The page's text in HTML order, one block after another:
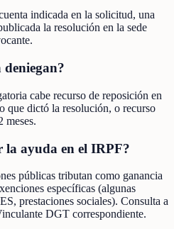
indicada en la solicitud, una
la resolución en la sede
cabe recurso de reposición en
que dictó la resolución, o recurso
meses.
ayuda en el IRPF?
públicas tributan como ganancia
específicas (algunas
prestaciones sociales). Consulta a
DGT correspondiente.